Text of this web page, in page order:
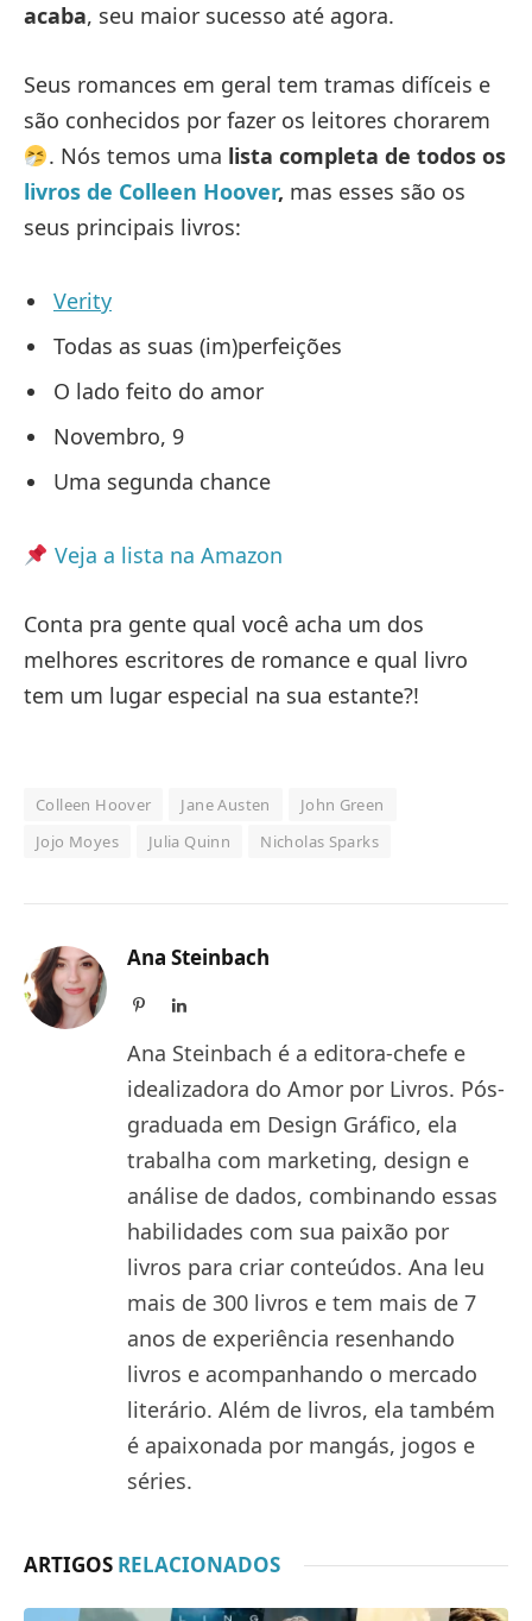
acaba, seu maior sucesso até agora.
Seus romances em geral tem tramas difíceis e
são conhecidos por fazer os leitores chorarem
. Nós temos uma lista completa de todos os
livros de Colleen Hoover, mas esses são os
seus principais livros:
Verity
Todas as suas (im)perfeições
O lado feito do amor
Novembro, 9
Uma segunda chance
Veja a lista na Amazon
Conta pra gente qual você acha um dos
melhores escritores de romance e qual livro
tem um lugar especial na sua estante?!
Colleen Hoover Jane Austen
John Green
Jojo Moyes
Julia Quinn Nicholas Sparks
Ana Steinbach
PinterestLinkedIn
Ana Steinbach é a editora-chefe e
idealizadora do Amor por Livros. Pós-
graduada em Design Gráfico, ela
trabalha com marketing, design e
análise de dados, combinando essas
habilidades com sua paixão por
livros para criar conteúdos. Ana leu
mais de 300 livros e tem mais de 7
anos de experiência resenhando
livros e acompanhando o mercado
literário. Além de livros, ela também
é apaixonada por mangás, jogos e
séries.
ARTIGOS RELACIONADOS